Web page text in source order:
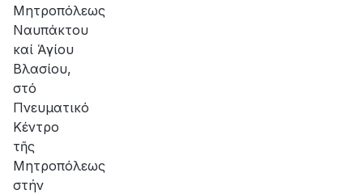
Μητροπόλεως
Ναυπάκτου
καί Ἁγίου
Βλασίου,
στό
Πνευματικό
Κέντρο
τῆς
Μητροπόλεως
στήν